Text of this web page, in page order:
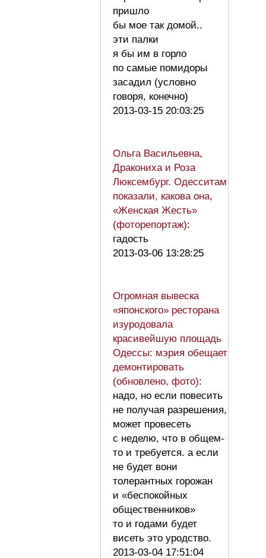
пришло
бы мое так домой..
эти палки
я бы им в горло
по самые помидоры
засадил (условно
говоря, конечно)
2013-03-15 20:03:25
Ольга Васильевна,
Дракониха и Роза
Люксембург. Одесситам
показали, какова она,
«Женская Жесть»
(фоторепортаж):
гадость
2013-03-06 13:28:25
Огромная вывеска
«японского» ресторана
изуродовала
красивейшую площадь
Одессы: мэрия обещает
демонтировать
(обновлено, фото):
надо, но если повесить
не получая разрешения,
может провесеть
с неделю, что в общем-
то и требуется. а если
не будет вони
толерантных горожан
и «беспокойных
общественников»
то и годами будет
висеть это уродство.
2013-03-04 17:51:04